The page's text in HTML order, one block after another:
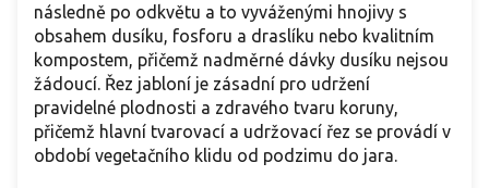
následně po odkvětu a to vyváženými hnojivy s
obsahem dusíku, fosforu a draslíku nebo kvalitním
kompostem, přičemž nadměrné dávky dusíku nejsou
žádoucí. Řez jabloní je zásadní pro udržení
pravidelné plodnosti a zdravého tvaru koruny,
přičemž hlavní tvarovací a udržovací řez se provádí v
období vegetačního klidu od podzimu do jara.